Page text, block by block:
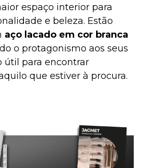
espaço interior para
e beleza. Estão
aço lacado em cor branca
o protagonismo aos seus
útil para encontrar
que estiver à procura.